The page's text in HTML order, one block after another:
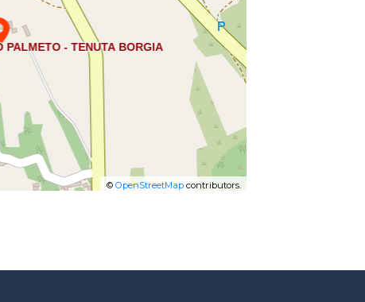
© OpenStreetMapcontributors.